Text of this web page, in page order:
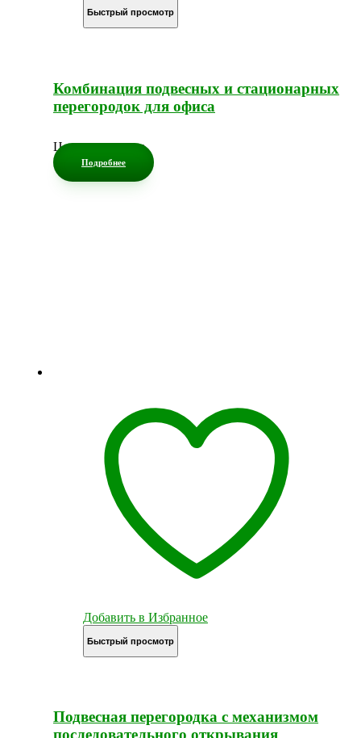
Быстрый просмотр
Комбинация подвесных и стационарных
перегородок для офиса
Цена по запросу
Подробнее
Добавить в Избранное
Быстрый просмотр
Подвесная перегородка с механизмом
последовательного открывания